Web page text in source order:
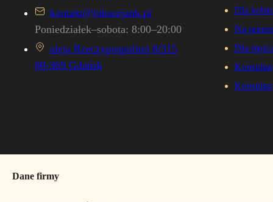
kontakt@lukaszjank.pl
Poniedziałek–sobota: 8:00–20:00
aleja Rzeczypospolitej 8/315
80-369 Gdańsk
Dla
Na
Dla
Dane firmy